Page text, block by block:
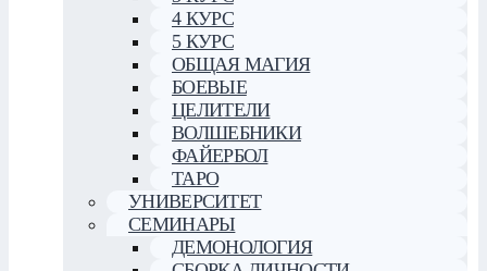
4 КУРС
5 КУРС
ОБЩАЯ МАГИЯ
БОЕВЫЕ
ЦЕЛИТЕЛИ
ВОЛШЕБНИКИ
ФАЙЕРБОЛ
ТАРО
УНИВЕРСИТЕТ
СЕМИНАРЫ
ДЕМОНОЛОГИЯ